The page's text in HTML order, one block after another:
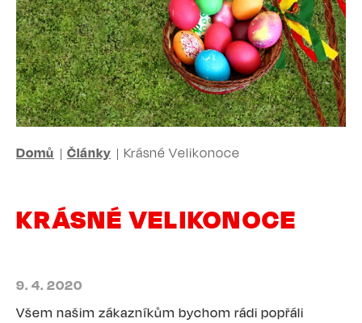
DROBEČKOVÁ
Domů Články Krásné Velikonoce
KRÁSNÉ VELIKONOCE
9. 4. 2020
Všem našim zákazníkům bychom rádi popřáli